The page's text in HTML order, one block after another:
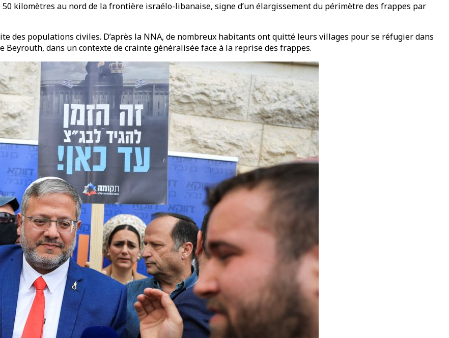
kilomètres au nord de la frontière israélo-libanaise, signe d’un élargissement du périmètre des frappes par
des populations civiles. D’après la NNA, de nombreux habitants ont quitté leurs villages pour se réfugier dans
dans un contexte de crainte généralisée face à la reprise des frappes.